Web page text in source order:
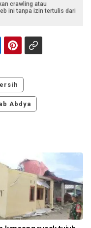
crawling atau
ini tanpa izin tertulis dari
Abdya